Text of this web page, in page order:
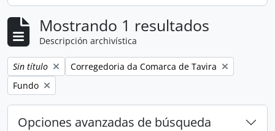
Mostrando 1 resultados
Descripción archivística
Remove filter:
Sin título Remove filter:
Corregedoria da Comarca de Tavira
Remove filter:
Fundo
Opciones avanzadas de búsqueda